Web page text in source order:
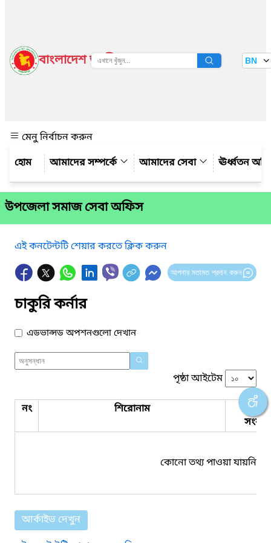
বাংলাদেশ জাতীয় তথ্য বাতায়ন BN
মেনু নির্বাচন করুন
আমাদের সম্পর্কে
আমাদের সেবা ঊর্ধ্বতন
উপজেলা সমাজ সেবা অফিস
এই কনটেন্টটি শেয়ার করতে ক্লিক করুন
আপনার মতামত প্রদান করুন
চাকুরি কর্নার
এডভান্সড অপশনগুলো দেখান
পৃষ্ঠা আইটেম
নং শিরোনাম
কোনো তথ্য পাওয়া যায়নি।
আর্কাইভ দেখুন